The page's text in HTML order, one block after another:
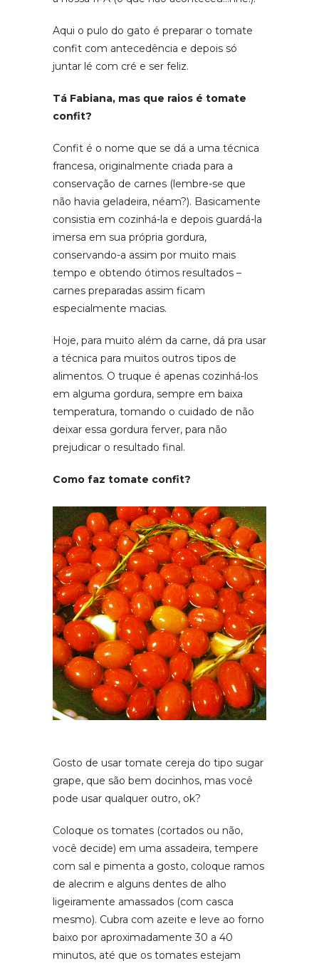
Aqui o pulo do gato é preparar o tomate
confit com antecedência e depois só
juntar lé com cré e ser feliz.
Tá Fabiana, mas que raios é tomate
confit?
Confit é o nome que se dá a uma técnica
francesa, originalmente criada para a
conservação de carnes (lembre-se que
não havia geladeira, néam?). Basicamente
consistia em cozinhá-la e depois guardá-la
imersa em sua própria gordura,
conservando-a assim por muito mais
tempo e obtendo ótimos resultados –
carnes preparadas assim ficam
especialmente macias.
Hoje, para muito além da carne, dá pra usar
a técnica para muitos outros tipos de
alimentos. O truque é apenas cozinhá-los
em alguma gordura, sempre em baixa
temperatura, tomando o cuidado de não
deixar essa gordura ferver, para não
prejudicar o resultado final.
Como faz tomate confit?
Gosto de usar tomate cereja do tipo sugar
grape, que são bem docinhos, mas você
pode usar qualquer outro, ok?
Coloque os tomates (cortados ou não,
você decide) em uma assadeira, tempere
com sal e pimenta a gosto, coloque ramos
de alecrim e alguns dentes de alho
ligeiramente amassados (com casca
mesmo). Cubra com azeite e leve ao forno
baixo por aproximadamente 30 a 40
minutos, até que os tomates estejam